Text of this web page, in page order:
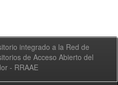
integrado a la Red de
de Acceso Abierto del
- RRAAE